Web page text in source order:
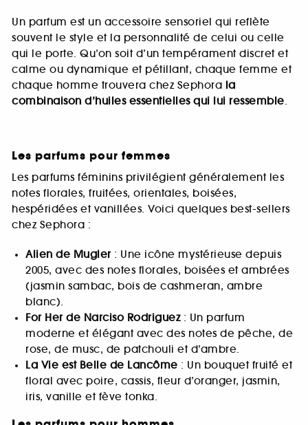
Un parfum est un accessoire sensoriel qui reflète
souvent le style et la personnalité de celui ou celle
qui le porte. Qu’on soit d’un tempérament discret et
calme ou dynamique et pétillant, chaque femme et
chaque homme trouvera chez Sephora la
combinaison d’huiles essentielles qui lui ressemble.
Les parfums pour femmes
Les parfums féminins privilégient généralement les
notes florales, fruitées, orientales, boisées,
hespéridées et vanillées. Voici quelques best-sellers
chez Sephora :
Alien de Mugler: Une icône mystérieuse depuis
2005, avec des notes florales, boisées et ambrées
(jasmin sambac, bois de cashmeran, ambre
blanc).
For Her de Narciso Rodriguez: Un parfum
moderne et élégant avec des notes de pêche, de
rose, de musc, de patchouli et d’ambre.
La Vie est Belle de Lancôme : Un bouquet fruité et
floral avec poire, cassis, fleur d’oranger, jasmin,
iris, vanille et fève tonka.